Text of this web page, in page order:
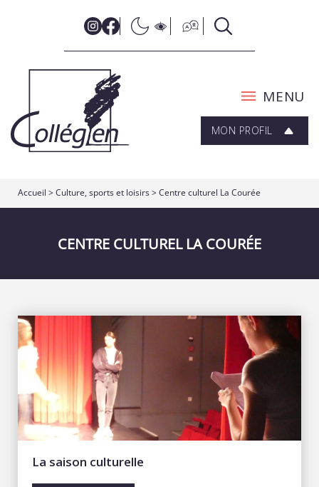
MENU
MON PROFIL
Accueil >Culture, sports et loisirs>Centre culturel La Courée
CENTRE CULTUREL LA COURÉE
La saison culturelle